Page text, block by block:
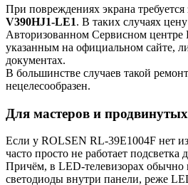
При повреждениях экрана
V390HJ1-LE1. В таких случаях
Авторизованном Сервисном центре
указанным на официальном сайте,
документах.
В большинстве случаев такой
нецелесообразен.
Для мастеров и
Если у ROLSEN RL-39E1004F нет
часто просто не работает подсветка
Причём, в LED-телевизорах обычно
светодиоды внутри панели, реже